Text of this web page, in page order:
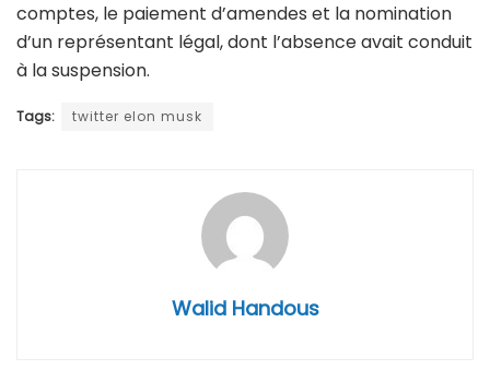
comptes, le paiement d’amendes et la nomination
d’un représentant légal, dont l’absence avait conduit
à la suspension.
Tags: twitter elon musk
Walid Handous